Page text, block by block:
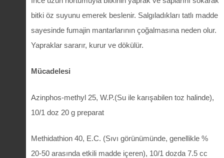
bitki öz suyunu emerek beslenir. Salgıladıkları tatlı madde
sayesinde fumajin mantarlarının çoğalmasına neden olur.
Yapraklar sararır, kurur ve dökülür.
Mücadelesi
Azinphos-methyl 25, W.P.(Su ile karışabilen toz halinde),
10/1 doz 20 g preparat
Methidathion 40, E.C. (Sıvı görünümünde, genellikle %
20-50 arasında etkili madde içeren), 10/1 dozda 7.5 cc